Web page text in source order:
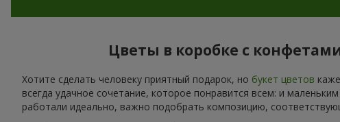
Цветы в коробке с
Хотите сделать человеку приятный подарок, но букет цветов
всегда удачное сочетание, которое понравится всем: и маленьким
работали идеально, важно подобрать композицию,